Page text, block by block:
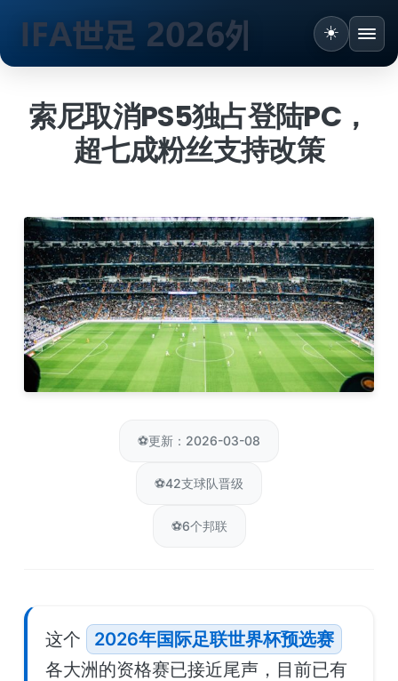
索尼取消PS5独占登陆PC，
超七成粉丝支持改策
⚽更新：2026-03-08
⚽42支球队晋级
⚽6个邦联
这个
2026年国际足联世界杯预选赛
各大洲的资格赛已接近尾声，目前已有